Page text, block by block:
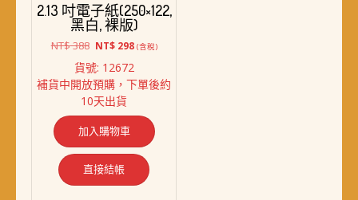
2.13 吋電子紙(250×122,
黑白, 裸版)
NT$388 原
價
格：
NT$ 388。
NT$298目
價
格：
(含稅)
貨號: 12672
補貨中開放預購，下單後約
10天出貨
加入購物車
直接結帳